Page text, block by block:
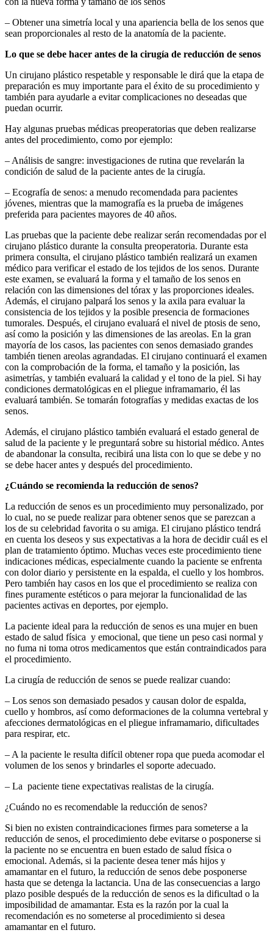
– Obtener una simetría local y una apariencia bella de los senos que
sean proporcionales al resto de la anatomía de la paciente.
Lo que se debe hacer antes de la cirugía de reducción de senos
Un cirujano plástico respetable y responsable le dirá que la etapa de
preparación es muy importante para el éxito de su procedimiento y
también para ayudarle a evitar complicaciones no deseadas que
puedan ocurrir.
Hay algunas pruebas médicas preoperatorias que deben realizarse
antes del procedimiento, como por ejemplo:
– Análisis de sangre: investigaciones de rutina que revelarán la
condición de salud de la paciente antes de la cirugía.
– Ecografía de senos: a menudo recomendada para pacientes
jóvenes, mientras que la mamografía es la prueba de imágenes
preferida para pacientes mayores de 40 años.
Las pruebas que la paciente debe realizar serán recomendadas por el
cirujano plástico durante la consulta preoperatoria. Durante esta
primera consulta, el cirujano plástico también realizará un examen
médico para verificar el estado de los tejidos de los senos. Durante
este examen, se evaluará la forma y el tamaño de los senos en
relación con las dimensiones del tórax y las proporciones ideales.
Además, el cirujano palpará los senos y la axila para evaluar la
consistencia de los tejidos y la posible presencia de formaciones
tumorales. Después, el cirujano evaluará el nivel de ptosis de seno,
así como la posición y las dimensiones de las areolas. En la gran
mayoría de los casos, las pacientes con senos demasiado grandes
también tienen areolas agrandadas. El cirujano continuará el examen
con la comprobación de la forma, el tamaño y la posición, las
asimetrías, y también evaluará la calidad y el tono de la piel. Si hay
condiciones dermatológicas en el pliegue inframamario, él las
evaluará también. Se tomarán fotografías y medidas exactas de los
senos.
Además, el cirujano plástico también evaluará el estado general de
salud de la paciente y le preguntará sobre su historial médico. Antes
de abandonar la consulta, recibirá una lista con lo que se debe y no
se debe hacer antes y después del procedimiento.
¿Cuándo se recomienda la reducción de senos?
La reducción de senos es un procedimiento muy personalizado, por
lo cual, no se puede realizar para obtener senos que se parezcan a
los de su celebridad favorita o su amiga. El cirujano plástico tendrá
en cuenta los deseos y sus expectativas a la hora de decidir cuál es el
plan de tratamiento óptimo. Muchas veces este procedimiento tiene
indicaciones médicas, especialmente cuando la paciente se enfrenta
con dolor diario y persistente en la espalda, el cuello y los hombros.
Pero también hay casos en los que el procedimiento se realiza con
fines puramente estéticos o para mejorar la funcionalidad de las
pacientes activas en deportes, por ejemplo.
La paciente ideal para la reducción de senos es una mujer en buen
estado de salud física y emocional, que tiene un peso casi normal y
no fuma ni toma otros medicamentos que están contraindicados para
el procedimiento.
La cirugía de reducción de senos se puede realizar cuando:
– Los senos son demasiado pesados y causan dolor de espalda,
cuello y hombros, así como deformaciones de la columna vertebral y
afecciones dermatológicas en el pliegue inframamario, dificultades
para respirar, etc.
– A la paciente le resulta difícil obtener ropa que pueda acomodar el
volumen de los senos y brindarles el soporte adecuado.
– La paciente tiene expectativas realistas de la cirugía.
¿Cuándo no es recomendable la reducción de senos?
Si bien no existen contraindicaciones firmes para someterse a la
reducción de senos, el procedimiento debe evitarse o posponerse si
la paciente no se encuentra en buen estado de salud física o
emocional. Además, si la paciente desea tener más hijos y
amamantar en el futuro, la reducción de senos debe posponerse
hasta que se detenga la lactancia. Una de las consecuencias a largo
plazo posible después de la reducción de senos es la dificultad o la
imposibilidad de amamantar. Esta es la razón por la cual la
recomendación es no someterse al procedimiento si desea
amamantar en el futuro.